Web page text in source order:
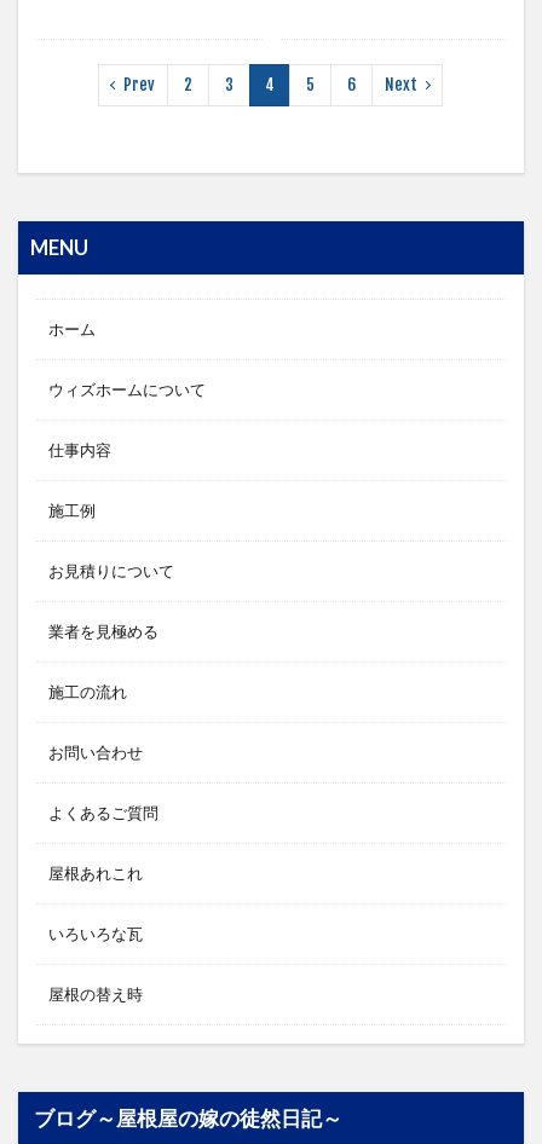
Prev 2 3 4 5 6 Next
MENU
ホーム
ウィズホームについて
仕事内容
施工例
お見積りについて
業者を見極める
施工の流れ
お問い合わせ
よくあるご質問
屋根あれこれ
いろいろな瓦
屋根の替え時
ブログ～屋根屋の嫁の徒然日記～